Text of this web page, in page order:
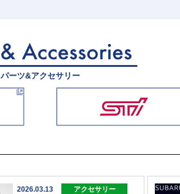
パーツ&アクセサリー
2026.03.13 アクセサリー